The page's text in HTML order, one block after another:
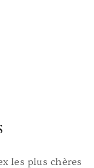
les plus chères